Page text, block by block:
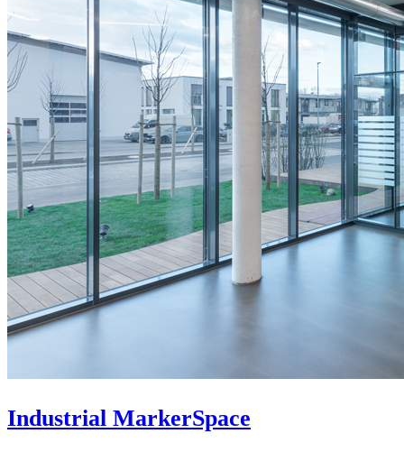
Industrial MarkerSpace